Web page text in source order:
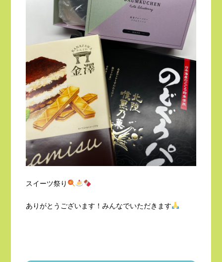
スイーツ祭り
ありがとうございます！みんなでいただきます